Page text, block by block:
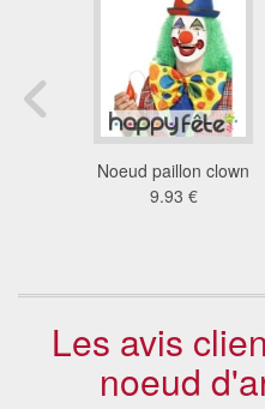
Noeud paillon clown
9.93 €
Les avis
noeud